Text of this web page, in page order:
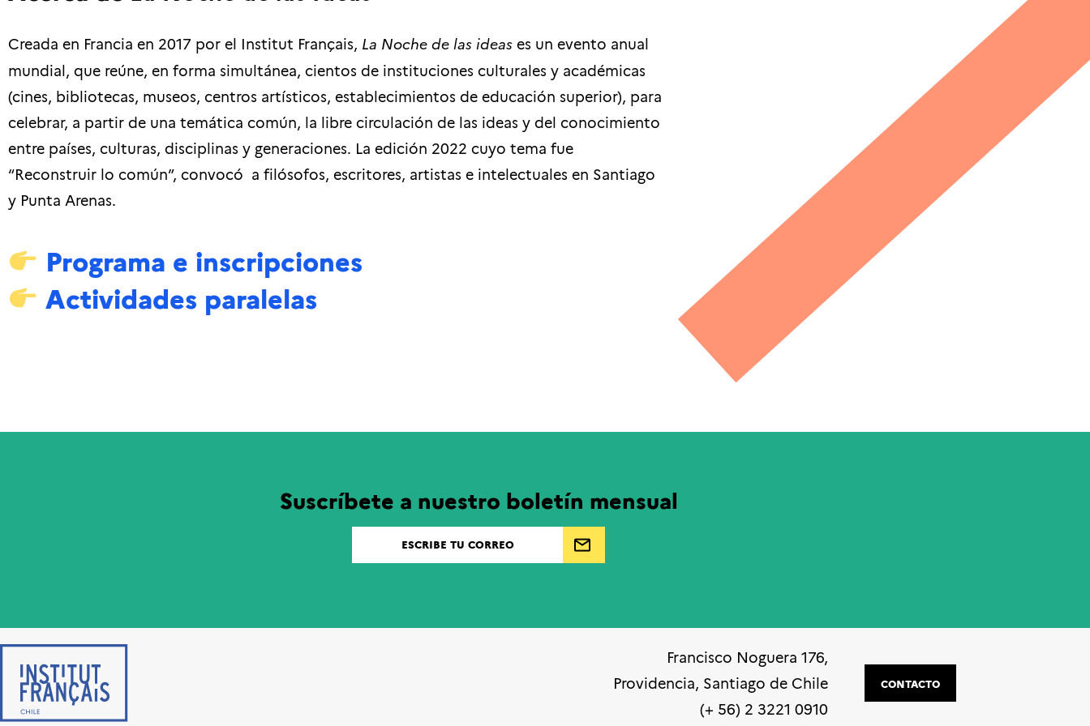
Creada en Francia en 2017 por el Institut Français, La Noche de las ideas es un evento anual
mundial, que reúne, en forma simultánea, cientos de instituciones culturales y académicas
(cines, bibliotecas, museos, centros artísticos, establecimientos de educación superior), para
celebrar, a partir de una temática común, la libre circulación de las ideas y del conocimiento
entre países, culturas, disciplinas y generaciones. La edición 2022 cuyo tema fue
“Reconstruir lo común”, convocó a filósofos, escritores, artistas e intelectuales en Santiago
y Punta Arenas.
Programa e inscripciones
Actividades paralelas
Suscríbete a nuestro boletín mensual
Francisco Noguera 176,
Providencia, Santiago de Chile
(+ 56) 2 3221 0910
CONTACTO